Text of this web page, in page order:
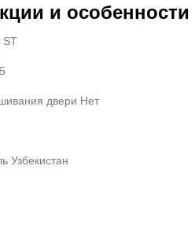
и особенности
ST
двери Нет
Узбекистан